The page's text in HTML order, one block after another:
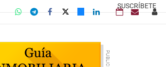
SUSCRÍBETE